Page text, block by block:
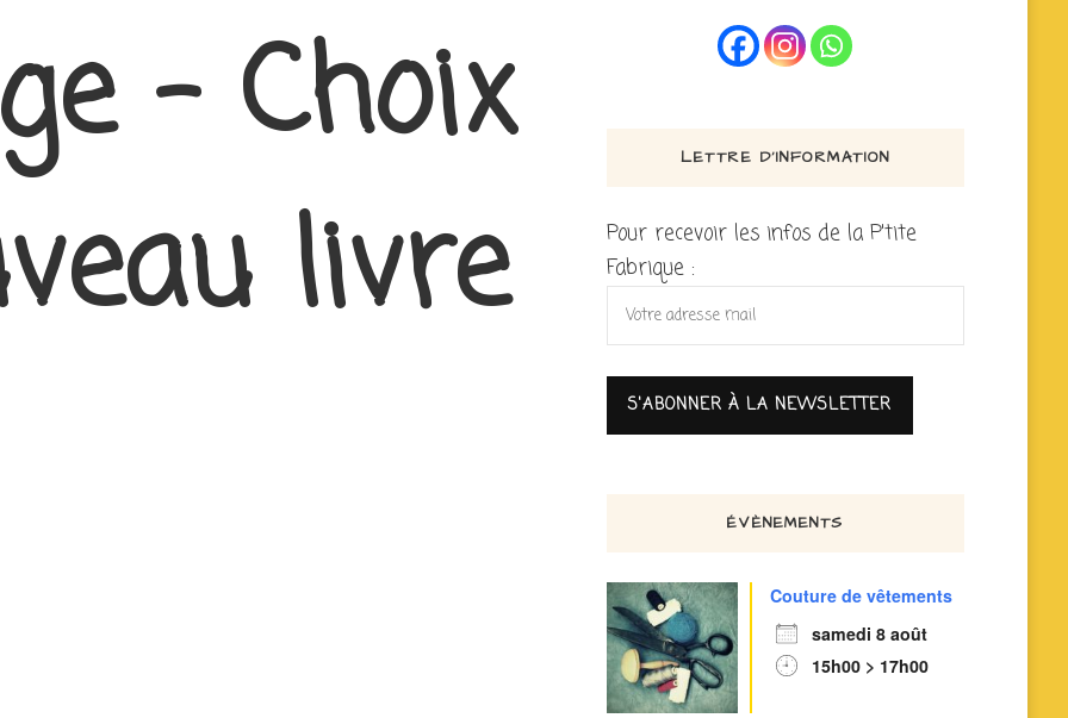
– Choix
livre
LETTRE D’INFORMATION
Pour recevoir les infos de la P'tite
Fabrique :
ÉVÈNEMENTS
Couture de vêtements
samedi 8 août
15h00 > 17h00